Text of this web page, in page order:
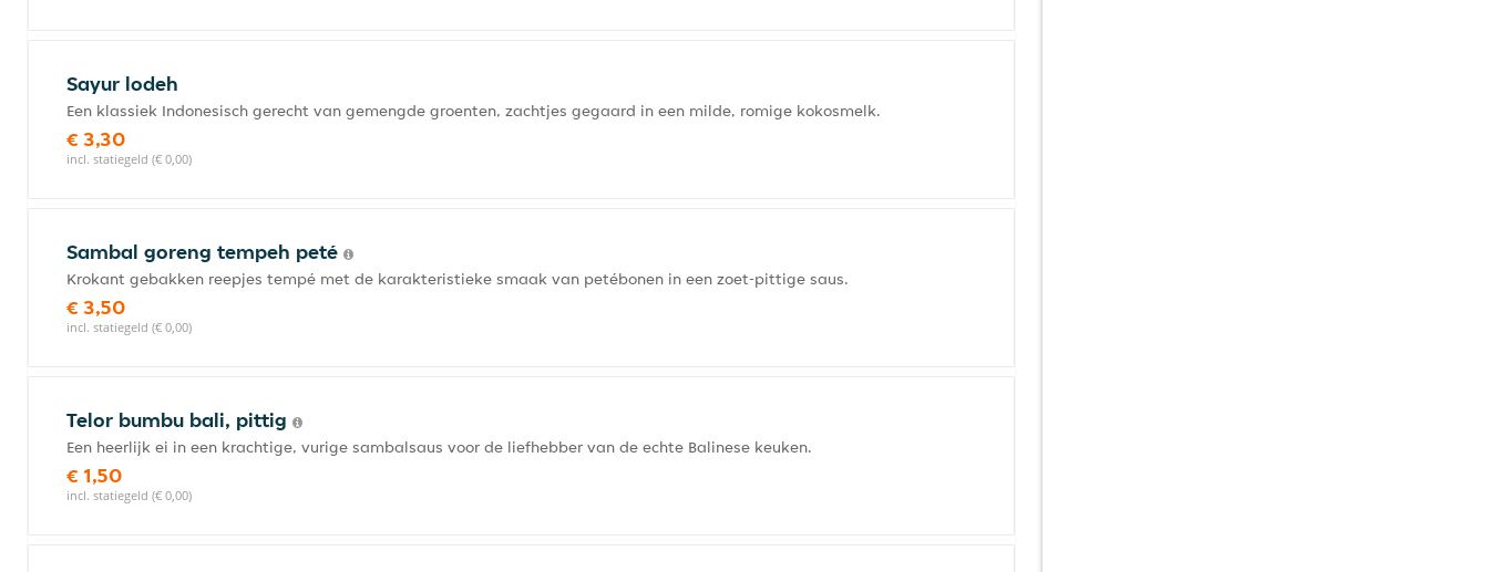
Sayur lodeh
Een klassiek Indonesisch gerecht van gemengde groenten, zachtjes gegaard in een milde, romige kokosmelk.
€ 3,30
incl. statiegeld (€ 0,00)
Sambal goreng tempeh peté
Krokant gebakken reepjes tempé met de karakteristieke smaak van petébonen in een zoet-pittige saus.
€ 3,50
incl. statiegeld (€ 0,00)
Telor bumbu bali, pittig
Een heerlijk ei in een krachtige, vurige sambalsaus voor de liefhebber van de echte Balinese keuken.
€ 1,50
incl. statiegeld (€ 0,00)